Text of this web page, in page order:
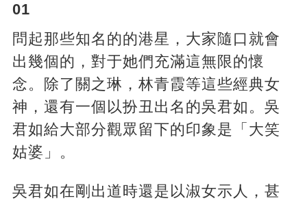
01
問起那些知名的的港星，大家隨口就會
出幾個的，對于她們充滿這無限的懷
念。除了關之琳，林青霞等這些經典女
神，還有一個以扮丑出名的吳君如。吳
君如給大部分觀眾留下的印象是「大笑
姑婆」。
吳君如在剛出道時還是以淑女示人，甚